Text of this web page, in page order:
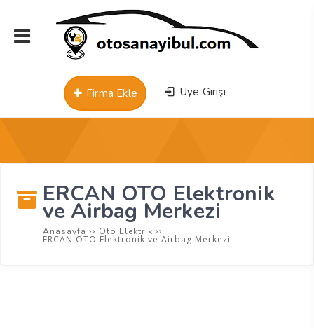
Üye Girişi
Firma Ekle
ERCAN OTO Elektronik
ve Airbag Merkezi
Anasayfa ›› Oto Elektrik ››
ERCAN OTO Elektronik ve Airbag Merkezi